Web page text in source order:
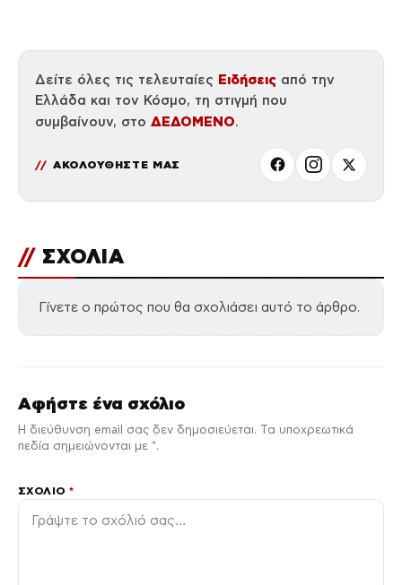
Δείτε όλες τις τελευταίες Ειδήσεις από την
Ελλάδα και τον Κόσμο, τη στιγμή που
συμβαίνουν, στο ΔΕΔΟΜΕΝΟ.
ΑΚΟΛΟΥΘΗΣΤΕ ΜΑΣ
// ΣΧΟΛΙΑ
Γίνετε ο πρώτος που θα σχολιάσει αυτό το άρθρο.
Αφήστε ένα σχόλιο
Η διεύθυνση email σας δεν δημοσιεύεται. Τα υποχρεωτικά
πεδία σημειώνονται με *.
ΣΧΌΛΙΟ*